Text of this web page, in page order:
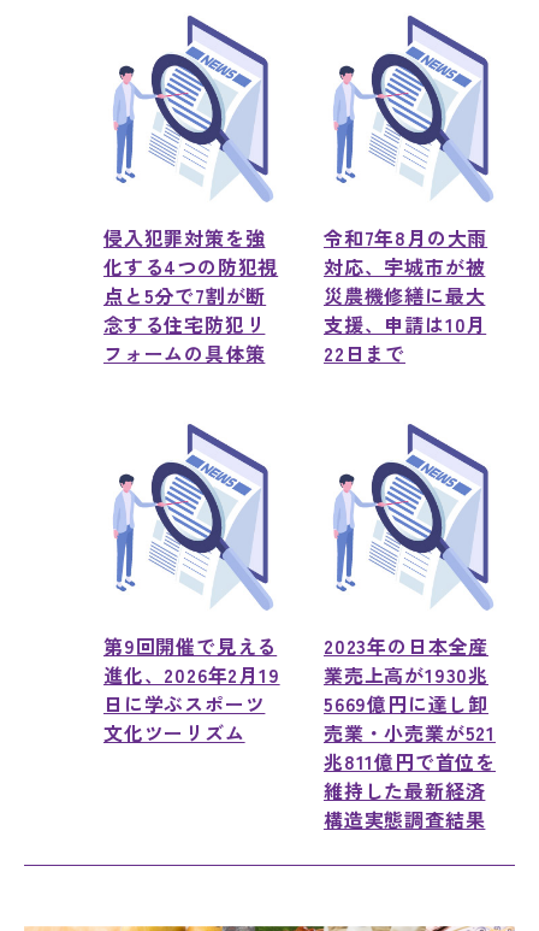
侵入犯罪対策を強
化する4つの防犯視
点と5分で7割が断
念する住宅防犯リ
フォームの具体策
令和7年8月の大雨
対応、宇城市が被
災農機修繕に最大
支援、申請は10月
22日まで
第9回開催で見える
進化、2026年2月19
日に学ぶスポーツ
文化ツーリズム
2023年の日本全産
業売上高が1930兆
5669億円に達し卸
売業・小売業が521
兆811億円で首位を
維持した最新経済
構造実態調査結果